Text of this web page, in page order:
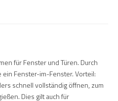
für Fenster und Türen. Durch
Fenster-im-Fenster. Vorteil:
schnell vollständig öffnen, zum
Dies gilt auch für